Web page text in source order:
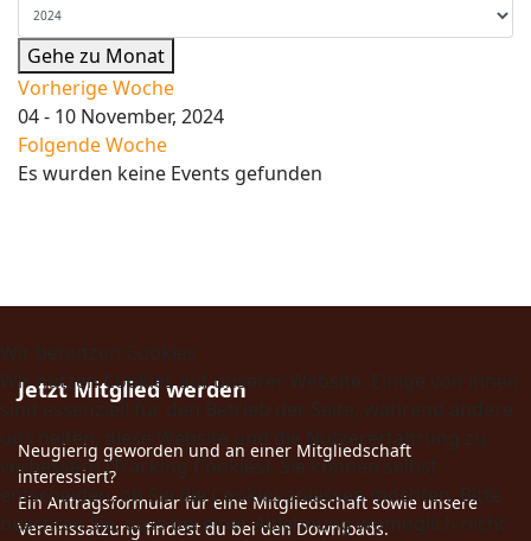
Gehe zu Monat
Vorherige Woche
04 - 10 November, 2024
Folgende Woche
Es wurden keine Events gefunden
Jetzt Mitglied werden
Neugierig geworden und an einer Mitgliedschaft
interessiert?
Ein Antragsformular für eine Mitgliedschaft sowie unsere
Vereinssatzung findest du bei den Downloads.
Wir nutzen Cookies auf unserer Website. Einige von ihnen
sind essenziell für den Betrieb der Seite, während andere
uns helfen, diese Website und die Nutzererfahrung zu
verbessern (Tracking Cookies). Sie können selbst
entscheiden, ob Sie die Cookies zulassen möchten. Bitte
beachten Sie, dass bei einer Ablehnung womöglich nicht